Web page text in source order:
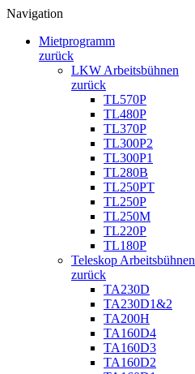
Navigation
Mietprogramm
zurück
LKW Arbeitsbühnen
zurück
TL570P
TL480P
TL370P
TL300P2
TL300P1
TL280B
TL250PT
TL250P
TL250M
TL220P
TL180P
Teleskop Arbeitsbühnen
zurück
TA230D
TA230D1&2
TA200H
TA160D4
TA160D3
TA160D2